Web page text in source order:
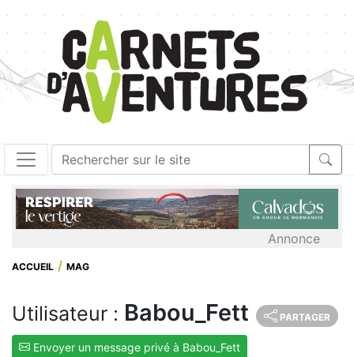
Annonce
ACCUEIL MAG
Utilisateur : Babou_Fett PARTAGER
Envoyer un message privé à Babou_Fett